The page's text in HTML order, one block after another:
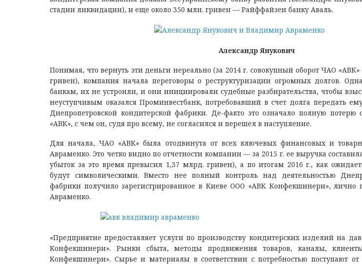
стадии ликвидации), и еще около 350 млн. гривен — Райффайзен банку Аваль.
Александр Янукович
Понимая, что вернуть эти деньги нереально (за 2014 г. совокупный оборот ЧАО
гривен), компания начала переговоры о реструктуризации огромных долгов.
банкам, их не устроили, и они инициировали судебные разбирательства, чтобы
неуступчивым оказался Проминвестбанк, потребовавший в счет долга передать
Днепропетровской кондитерской фабрики. Де-факто это означало полную потерю
«АВК», с чем он, судя про всему, не согласился и перешел в наступление.
Для начала, ЧАО «АВК» была отодвинута от всех ключевых финансовых и
Авраменко. Это четко видно по отчетности компании — за 2015 г. ее выручка
убыток за это время превысил 1,37 млрд. гривен), а по итогам 2016 г., как
будут символическими. Вместо нее полный контроль над деятельностью
фабрики получило зарегистрированное в Киеве ООО «АВК Конфекшинери»,
Авраменко.
«Предприятие предоставляет услуги по производству кондитерских изделий на
Конфекшинери». Рынки сбыта, методы продвижения товаров, каналы,
Конфекшинери». Сырье и материалы в соответствии с потребностью поступают